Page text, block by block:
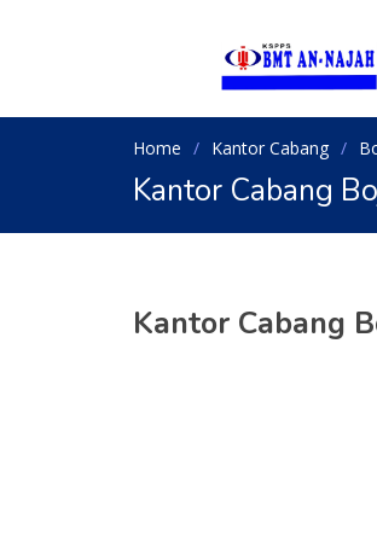
Home Kantor Cabang
Kantor Cabang
Kantor Cabang